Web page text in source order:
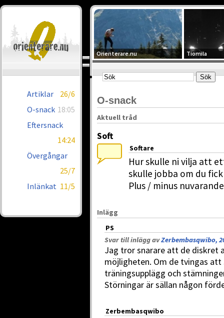
Artiklar
26/6
O-snack 18:05
Eftersnack
14:24
Övergångar
25/7
Inlänkat 11/5
Orienterare.nu Tiomila
O-snack
Aktuell tråd
Soft
Softare
Hur skulle ni vilja att
skulle jobba om du
Plus / minus
Inlägg
PS
Svar till inlägg avZerbembasqwibo,
Jag tror snarare att de diskret
möjligheten. Om de tvingas att
träningsupplägg och
Störningar är sällan någon
Zerbembasqwibo